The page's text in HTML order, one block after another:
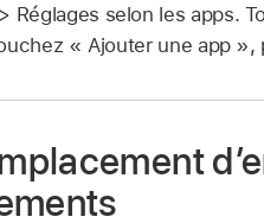
selon les apps.
« Ajouter une app »,